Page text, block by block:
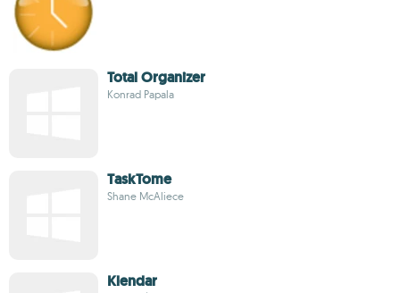
Total Organizer
Konrad Papala
TaskTome
Shane McAliece
Klendar